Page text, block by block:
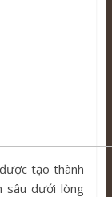
tạo thành
sâu dưới lòng